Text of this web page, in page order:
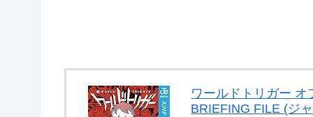
ワールドトリガー
BRIEFING FILE (ジ